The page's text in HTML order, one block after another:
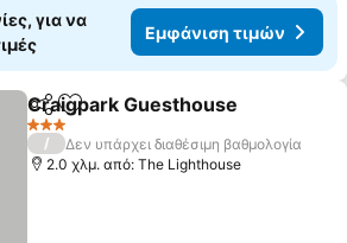
για να
Εμφάνιση τιμών
Κοινοποίηση
Προσθήκη στα αγαπημένα
Craigpark Guesthouse
3 Αστέρια
/
Δεν υπάρχει διαθέσιμη βαθμολογία
2.0 χλμ. από: The Lighthouse